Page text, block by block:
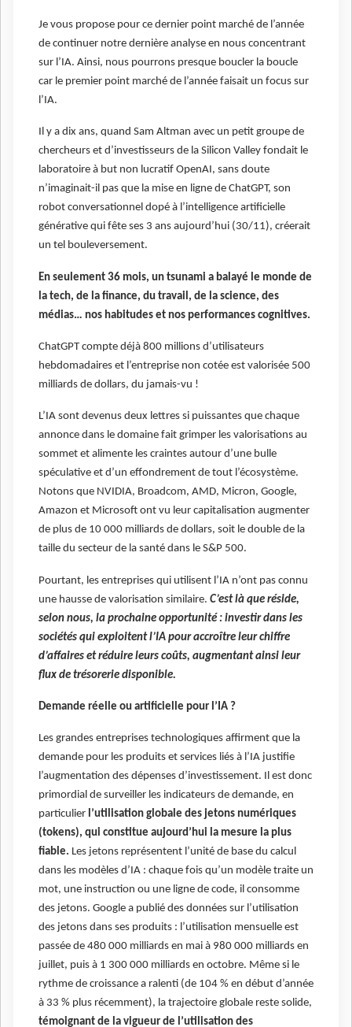
Je vous propose pour ce dernier point marché de l’année
de continuer notre dernière analyse en nous concentrant
sur l’IA. Ainsi, nous pourrons presque boucler la boucle
car le premier point marché de l’année faisait un focus sur
l’IA.
Il y a dix ans, quand Sam Altman avec un petit groupe de
chercheurs et d’investisseurs de la Silicon Valley fondait le
laboratoire à but non lucratif OpenAI, sans doute
n’imaginait-il pas que la mise en ligne de ChatGPT, son
robot conversationnel dopé à l’intelligence artificielle
générative qui fête ses 3 ans aujourd’hui (30/11), créerait
un tel bouleversement.
En seulement 36 mois, un tsunami a balayé le monde de
la tech, de la finance, du travail, de la science, des
médias… nos habitudes et nos performances cognitives.
ChatGPT compte déjà 800 millions d’utilisateurs
hebdomadaires et l’entreprise non cotée est valorisée 500
milliards de dollars, du jamais-vu !
L’IA sont devenus deux lettres si puissantes que chaque
annonce dans le domaine fait grimper les valorisations au
sommet et alimente les craintes autour d’une bulle
spéculative et d’un effondrement de tout l’écosystème.
Notons que NVIDIA, Broadcom, AMD, Micron, Google,
Amazon et Microsoft ont vu leur capitalisation augmenter
de plus de 10 000 milliards de dollars, soit le double de la
taille du secteur de la santé dans le S&P 500.
Pourtant, les entreprises qui utilisent l’IA n’ont pas connu
une hausse de valorisation similaire. C’est là que réside,
selon nous, la prochaine opportunité : investir dans les
sociétés qui exploitent l’IA pour accroître leur chiffre
d’affaires et réduire leurs coûts, augmentant ainsi leur
flux de trésorerie disponible.
Demande réelle ou artificielle pour l’IA ?
Les grandes entreprises technologiques affirment que la
demande pour les produits et services liés à l’IA justifie
l’augmentation des dépenses d’investissement. Il est donc
primordial de surveiller les indicateurs de demande, en
particulier l’utilisation globale des jetons numériques
(tokens), qui constitue aujourd’hui la mesure la plus
fiable. Les jetons représentent l’unité de base du calcul
dans les modèles d’IA : chaque fois qu’un modèle traite un
mot, une instruction ou une ligne de code, il consomme
des jetons. Google a publié des données sur l’utilisation
des jetons dans ses produits : l’utilisation mensuelle est
passée de 480 000 milliards en mai à 980 000 milliards en
juillet, puis à 1 300 000 milliards en octobre. Même si le
rythme de croissance a ralenti (de 104 % en début d’année
à 33 % plus récemment), la trajectoire globale reste solide,
témoignant de la vigueur de l’utilisation des